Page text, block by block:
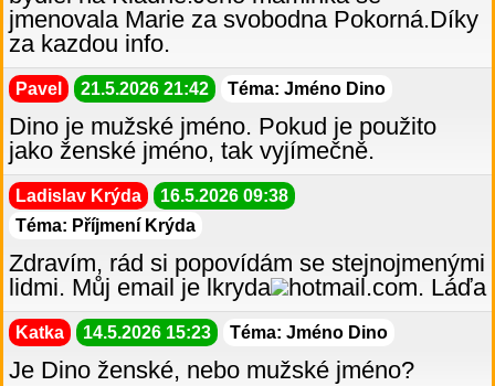
jmenovala Marie za svobodna Pokorná.Díky
za kazdou info.
Pavel 21.5.2026 21:42 Téma: Jméno Dino
Dino je mužské jméno. Pokud je použito
jako ženské jméno, tak vyjímečně.
Ladislav Krýda
16.5.2026 09:38
Téma: Příjmení Krýda
Zdravím, rád si popovídám se stejnojmenými
lidmi. Můj email je lkryda
hotmail.com. Láďa
Katka 14.5.2026 15:23 Téma: Jméno Dino
Je Dino ženské, nebo mužské jméno?